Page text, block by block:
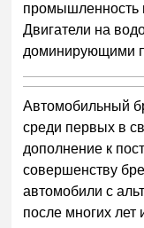
промышленность
Двигатели на
доминирующими
Автомобильный
среди первых в
дополнение к
совершенству
автомобили с
после многих лет